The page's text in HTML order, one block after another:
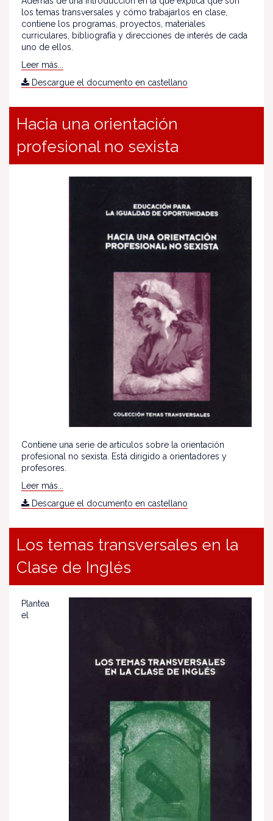
los temas transversales y cómo trabajarlos en clase,
contiene los programas, proyectos, materiales
curriculares, bibliografía y direcciones de interés de cada
uno de ellos.
Leer más...
Descargue el documento en castellano
Hacia una orientación
profesional no sexista
Contiene una serie de artículos sobre la orientación
profesional no sexista. Está dirigido a orientadores y
profesores.
Leer más...
Descargue el documento en castellano
Los temas transversales en la
Clase de Inglés
Plantea
el